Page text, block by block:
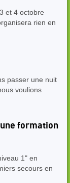
et 4 octobre
rien en
passer une nuit
voulions
formation
1" en
secours en